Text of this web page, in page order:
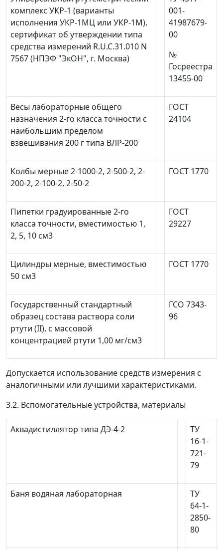
комплекс УКР-1 (варианты
исполнения УКР-1МЦ или УКР-1М),
сертификат об утверждении типа
средства измерений R.U.C.31.010 N
7567 (НПЭФ "ЭкОН", г. Москва)
001-
41987679-
00
№
Госреестра
13455-00
Весы лабораторные общего
назначения 2-го класса точности с
наибольшим пределом
взвешивания 200 г типа ВЛР-200
ГОСТ
24104
Колбы мерные 2-1000-2, 2-500-2, 2-
200-2, 2-100-2, 2-50-2
ГОСТ 1770
Пипетки градуированные 2-го
класса точности, вместимостью 1,
2, 5, 10 см3
ГОСТ
29227
Цилиндры мерные, вместимостью
50 см3
ГОСТ 1770
Государственный стандартный
образец состава раствора соли
ртути (II), с массовой
концентрацией ртути 1,00 мг/см3
ГСО 7343-
96
Допускается использование средств измерения с
аналогичными или лучшими характеристиками.
3.2. Вспомогательные устройства, материалы
Аквадистиллятор типа ДЭ-4-2
ТУ
16-1-
721-
79
Баня водяная лабораторная
ТУ
64-1-
2850-
80